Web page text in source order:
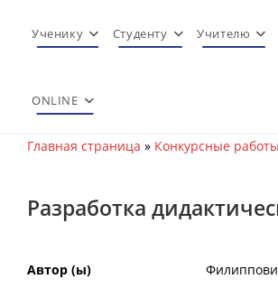
Ученику Студенту Учителю
ONLINE
Главная страница » Конкурсные
Разработка
Автор (ы)